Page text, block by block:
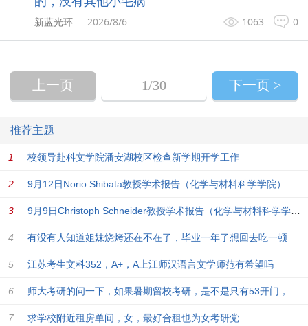
0
1063
新蓝光环 2026/8/6
上一页 1/30 下一页 >
推荐主题
校领导赴科文学院潘安湖校区检查新学期开学工作
9月12日Norio Shibata教授学术报告（化学与材料科学学院）
有没有人知道姐妹烧烤还在不在了，毕业一年了想回去吃一顿
江苏考生文科352，A+，A上江师汉语言文学师范有希望吗
求学校附近租房单间，女，最好合租也为女考研党